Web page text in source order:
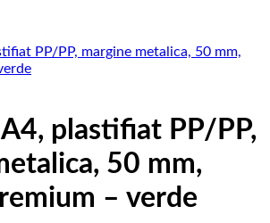
plastifiat PP/PP,
50 mm,
– verde